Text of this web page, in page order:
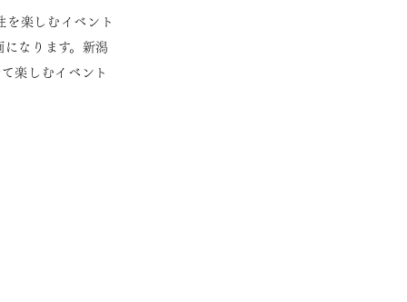
楽しむイベント
なります。新潟
楽しむイベント